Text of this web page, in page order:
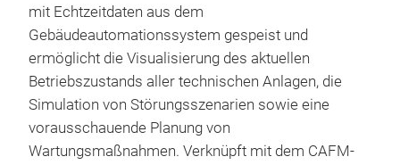
mit Echtzeitdaten aus dem
Gebäudeautomationssystem gespeist und
ermöglicht die Visualisierung des aktuellen
Betriebszustands aller technischen Anlagen, die
Simulation von Störungsszenarien sowie eine
vorausschauende Planung von
Wartungsmaßnahmen. Verknüpft mit dem CAFM-